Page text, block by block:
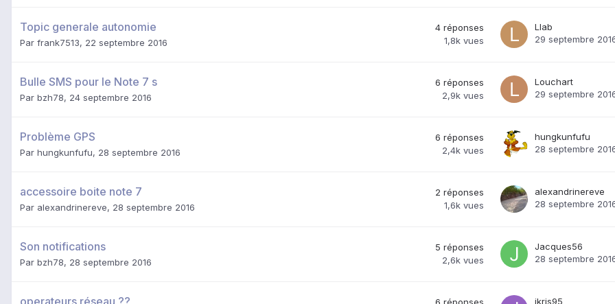
Topic generale autonomie
Par frank7513, 22 septembre 2016
4 réponses
1,8k vues
Llab
29 septembre
Bulle SMS pour le Note 7 s
Par bzh78, 24 septembre 2016
6 réponses
2,9k vues
Louchart
29 septembre
Problème GPS
Par hungkunfufu, 28 septembre 2016
6 réponses
2,4k vues
hungkunfufu
28 septembre
accessoire boite note 7
Par alexandrinereve, 28 septembre 2016
2 réponses
1,6k vues
alexandrinereve
28 septembre
Son notifications
Par bzh78, 28 septembre 2016
5 réponses
2,6k vues
Jacques56
28 septembre
operateurs réseau ?? 6 réponses
jkris95